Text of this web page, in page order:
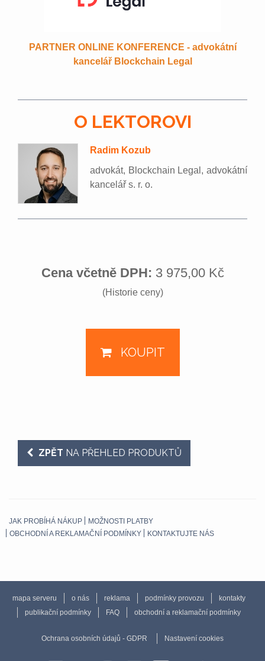
PARTNER ONLINE KONFERENCE - advokátní
kancelář Blockchain Legal
O LEKTOROVI
Radim Kozub
advokát, Blockchain Legal, advokátní
kancelář s. r. o.
Cena včetně DPH: 3 975,00 Kč
(Historie ceny)
KOUPIT
ZPĚT NA PŘEHLED PRODUKTŮ
JAK PROBÍHÁ NÁKUP
MOŽNOSTI PLATBY
OBCHODNÍ A REKLAMAČNÍ PODMÍNKY
KONTAKTUJTE NÁS
mapa serveru o nás reklama podmínky provozu
kontakty
publikační podmínky
FAQ obchodní a reklamační podmínky
Ochrana osobních údajů - GDPR Nastavení cookies